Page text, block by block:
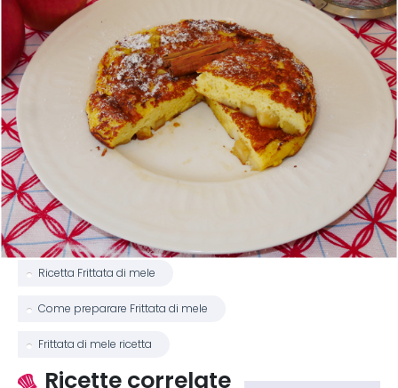
Ricetta Frittata di mele
Come preparare Frittata di mele
Frittata di mele ricetta
Ricette correlate